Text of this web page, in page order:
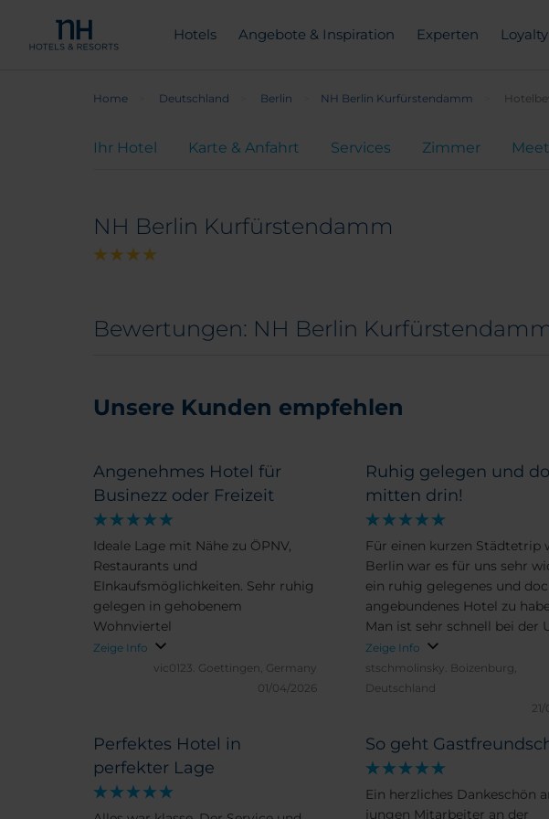
Hotels Angebote & Inspiration Experten Loyalty
Home Deutschland Berlin NH Berlin Kurfürstendamm
Ihr Hotel Karte & Anfahrt Services Zimmer
NH Berlin Kurfürstendamm
Bewertungen: NH Berlin
Unsere Kunden empfehlen
So geht
Ein herzliches Dankeschön
jungen Mitarbeiter an der
Angenehmes Hotel für
Businezz oder Freizeit
Ideale Lage mit Nähe zu ÖPNV,
Restaurants und
EInkaufsmöglichkeiten. Sehr ruhig
gelegen in gehobenem
Wohnviertel
Zeige Info
vic0123. Goettingen, Germany
01/04/2026
Ruhig gelegen und
mitten drin!
Für einen kurzen Städtetrip
Berlin war es für uns sehr
ein ruhig gelegenes und
angebundenes Hotel zu
Man ist sehr schnell bei der
Bahn oder auf dem
Kurfürstendamm. Die
Parkplatzsuche blieb uns
der Tiefgarage auch
gemütlich! Immer wieder
Berlin Kurfürstendamm!
Zeige Info
stschmolinsky. Boizenburg,
Deutschland
Perfektes Hotel in
perfekter Lage